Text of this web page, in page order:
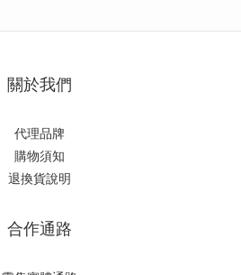
關於我們
代理品牌
購物須知
退換貨說明
合作通路